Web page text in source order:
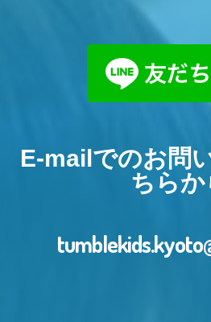
E-mailでのお問
ちらか